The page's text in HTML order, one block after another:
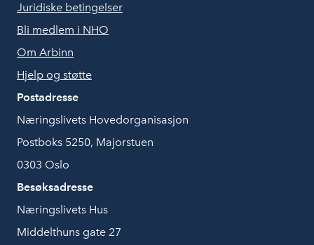
Juridiske betingelser
Bli medlem i NHO
Om Arbinn
Hjelp og støtte
Postadresse
Næringslivets Hovedorganisasjon
Postboks 5250, Majorstuen
0303 Oslo
Besøksadresse
Næringslivets Hus
Middelthuns gate 27